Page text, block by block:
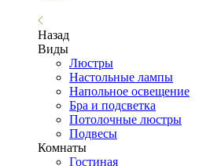
Назад
Виды
Люстры
Настольные лампы
Напольное освещение
Бра и подсветка
Потолочные люстры
Подвесы
Комнаты
Гостиная